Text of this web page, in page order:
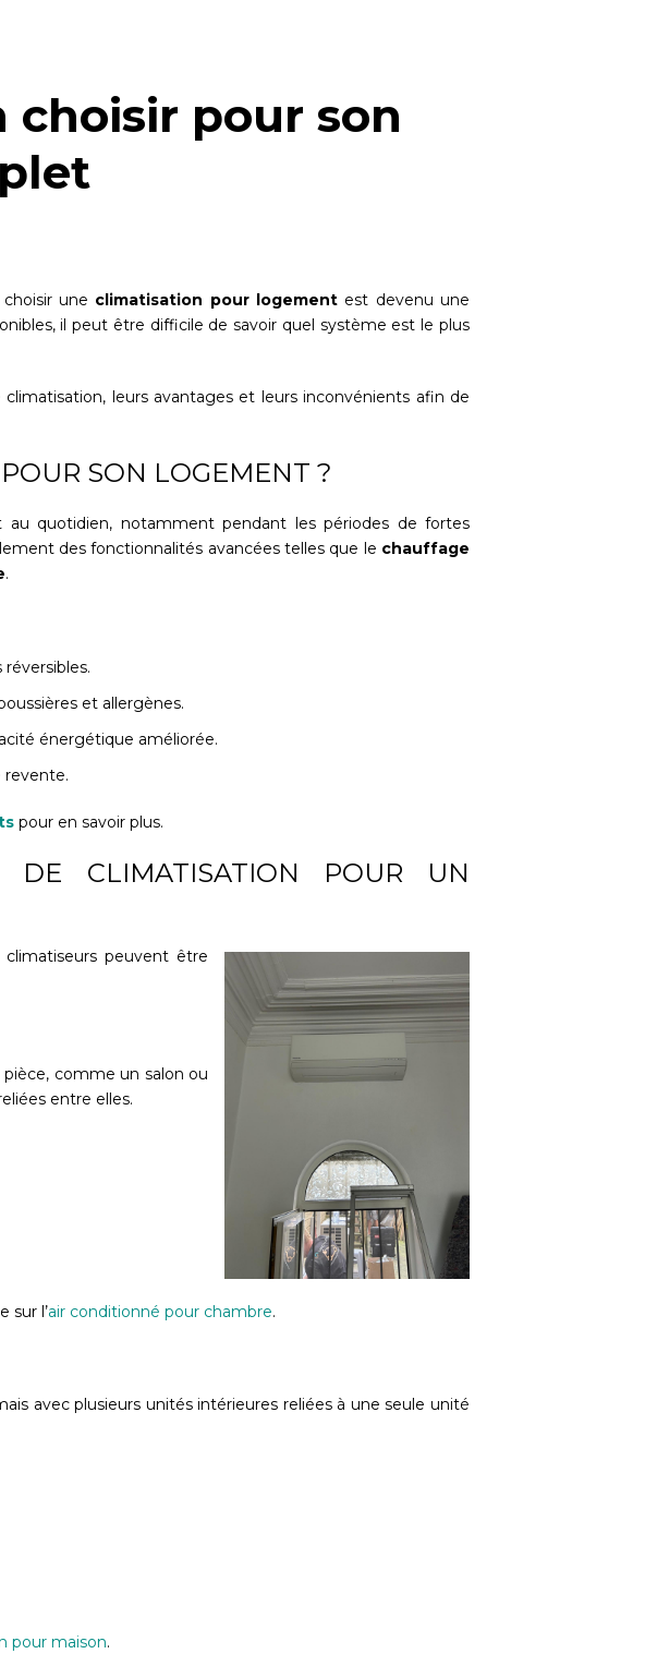
pour son
une climatisation pour logement est devenu une
il peut être difficile de savoir quel système est le plus
leurs avantages et leurs inconvénients afin de
SON LOGEMENT ?
au quotidien, notamment pendant les périodes de fortes
des fonctionnalités avancées telles que le chauffage
.
et allergènes.
énergétique améliorée.
revente.
pour en savoir plus.
CLIMATISATION POUR UN
peuvent être
comme un salon ou
entre elles.
sur l’air conditionné pour chambre.
avec plusieurs unités intérieures reliées à une seule unité
pour maison.